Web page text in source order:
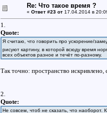
Re: Что такое время ?
« Ответ #23 от17.04.2014 в
1.
Quote:
Я считаю, что говорить про ускорение/
рисуют картину, в которой всюду время
всех объектов разное и течёт по-разному.
Так точно: пространство
2.
Quote:
Не совсем, чтоб не сказать, что